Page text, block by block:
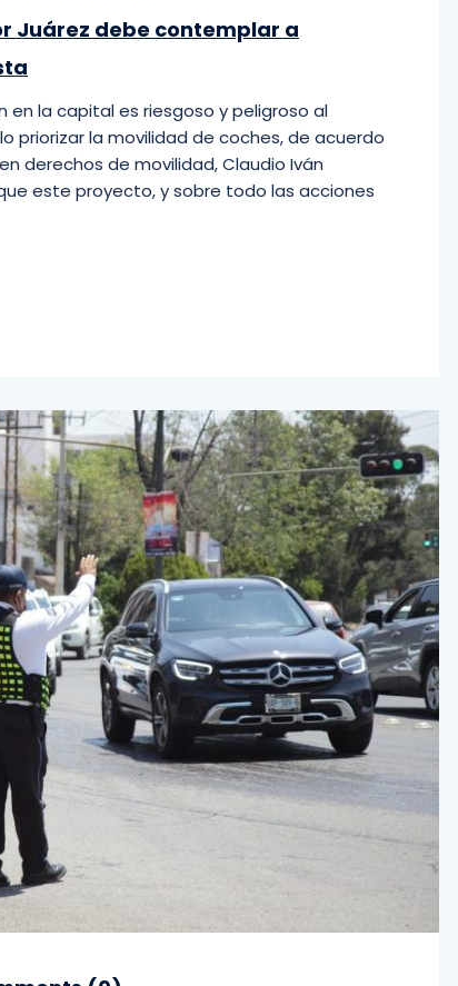
Juárez debe contemplar a
en la capital es riesgoso y peligroso al
priorizar la movilidad de coches, de acuerdo
derechos de movilidad, Claudio Iván
este proyecto, y sobre todo las acciones